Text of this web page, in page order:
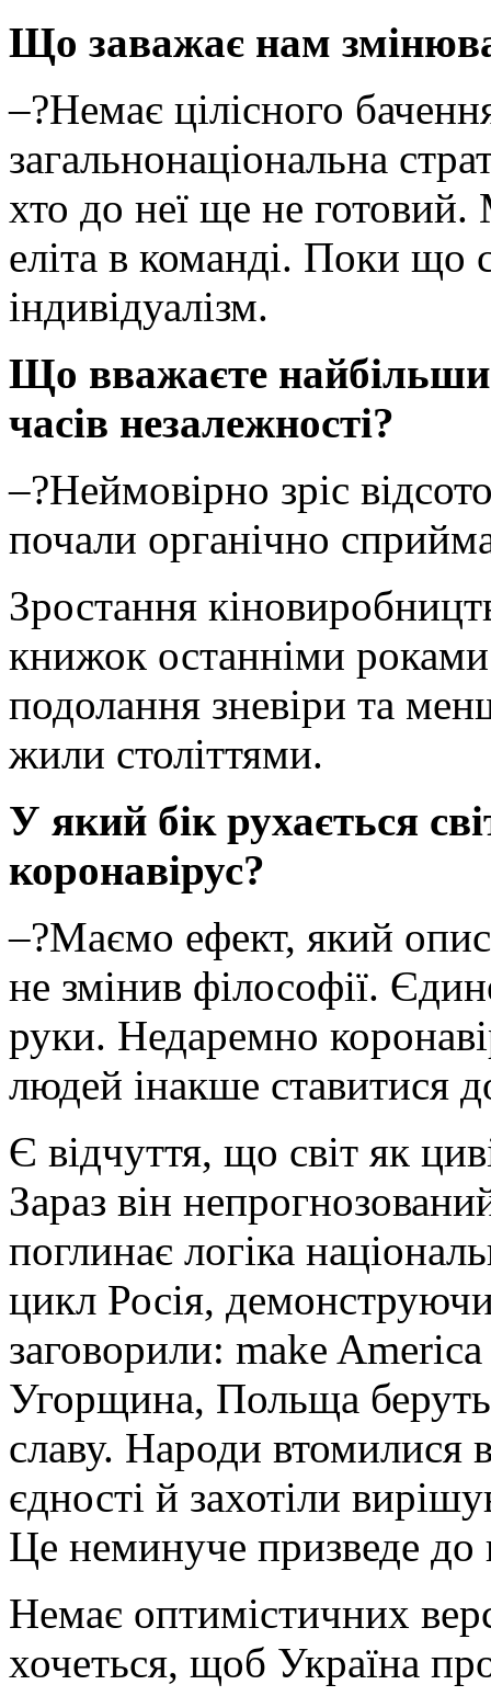
Що заважає нам
–?Немає цілісного
загальнонаціональна
хто до неї ще не готовий.
еліта в команді. Поки що
індивідуалізм.
Що вважаєте
часів незалежності?
–?Неймовірно зріс
почали органічно
Зростання
книжок останніми
подолання зневіри та
жили століттями.
У який бік рухається
коронавірус?
–?Маємо ефект, який
не змінив філософії.
руки. Недаремно
людей інакше ставитися
Є відчуття, що світ як
Зараз він
поглинає логіка
цикл Росія,
заговорили: make
Угорщина, Польща
славу. Народи втомилися
єдності й захотіли
Це неминуче призведе до
Немає оптимістичних
хочеться, щоб Україна